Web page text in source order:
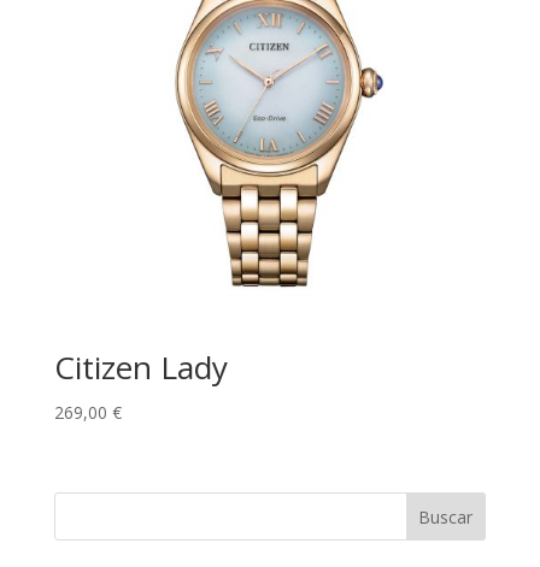
Citizen Lady
269,00 €
Buscar